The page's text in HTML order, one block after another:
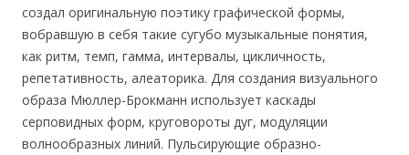
создал оригинальную поэтику графической формы,
вобравшую в себя такие сугубо музыкальные понятия,
как ритм, темп, гамма, интервалы, цикличность,
репетативность, алеаторика. Для создания визуального
образа Мюллер-Брокманн использует каскады
серповидных форм, круговороты дуг, модуляции
волнообразных линий. Пульсирующие образно-